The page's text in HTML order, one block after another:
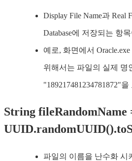
Display File Name과 Real
Database에 저장되는 항
예로, 화면에서
위해서는 파일의 실제 명
"189217481234781872"
String fileRandomName
파일의 이름을 난수화 시